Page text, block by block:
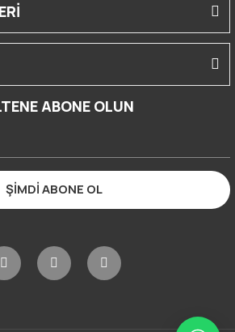
ABONE OLUN
ŞİMDİ ABONE OL